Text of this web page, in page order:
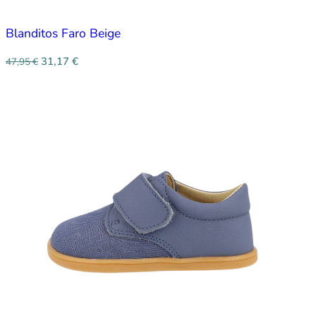
Blanditos Faro Beige
47,95€ 31,17 €